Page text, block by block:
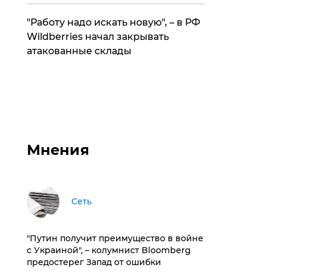
"Работу надо искать новую", – в РФ
Wildberries начал закрывать
атакованные склады
Мнения
Сеть
"Путин получит преимущество в войне
с Украиной", – колумнист Bloomberg
предостерег Запад от ошибки